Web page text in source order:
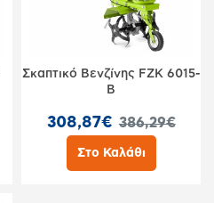
Σκαπτικό Βενζίνης FZK 6015-
B
308,87€ 386,29€
Στο Καλάθι